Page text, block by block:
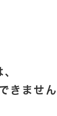
ません